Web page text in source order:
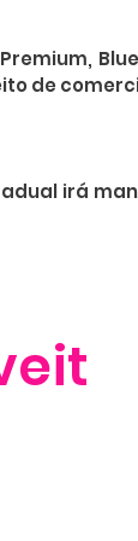
de
irá
prescrição
ou